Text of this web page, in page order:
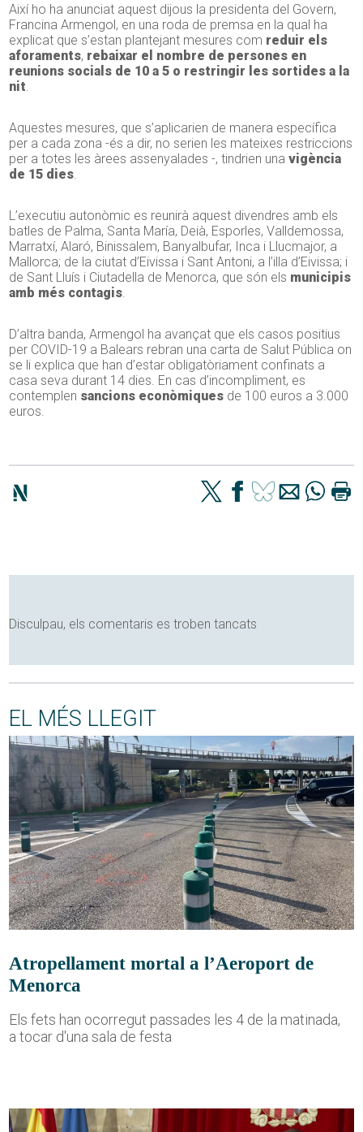
Així ho ha anunciat aquest dijous la presidenta del Govern,
Francina Armengol, en una roda de premsa en la qual ha
explicat que s’estan plantejant mesures com reduir els
aforaments, rebaixar el nombre de persones en
reunions socials de 10 a 5 o restringir les sortides a la
nit.
Aquestes mesures, que s’aplicarien de manera específica
per a cada zona -és a dir, no serien les mateixes restriccions
per a totes les àrees assenyalades -, tindrien unavigència
de 15 dies.
L’executiu autonòmic es reunirà aquest divendres amb els
batles de Palma, Santa María, Deià, Esporles, Valldemossa,
Marratxí, Alaró, Binissalem, Banyalbufar, Inca i Llucmajor, a
Mallorca; de la ciutat d’Eivissa i Sant Antoni, a l’illa d’Eivissa; i
de Sant Lluís i Ciutadella de Menorca, que són els municipis
amb més contagis.
D’altra banda, Armengol ha avançat que els casos positius
per COVID-19 a Balears rebran una carta de Salut Pública on
se li explica que han d’estar obligatòriament confinats a
casa seva durant 14 dies. En cas d’incompliment, es
contemplen sancions econòmiques de 100 euros a 3.000
euros.
Disculpau, els comentaris es troben tancats
EL MÉS LLEGIT
Atropellament mortal a l’Aeroport de
Menorca
Els fets han ocorregut passades les 4 de la matinada,
a tocar d'una sala de festa